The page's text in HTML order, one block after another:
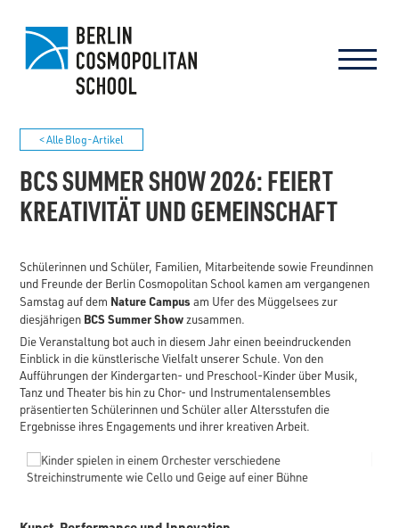
< Alle Blog-Artikel
BCS SUMMER SHOW 2026: FEIERT
KREATIVITÄT UND GEMEINSCHAFT
Schülerinnen und Schüler, Familien, Mitarbeitende sowie Freundinnen
und Freunde der Berlin Cosmopolitan School kamen am vergangenen
Samstag auf dem Nature Campus am Ufer des Müggelsees zur
diesjährigen BCS Summer Showzusammen.
Die Veranstaltung bot auch in diesem Jahr einen beeindruckenden
Einblick in die künstlerische Vielfalt unserer Schule. Von den
Aufführungen der Kindergarten- und Preschool-Kinder über Musik,
Tanz und Theater bis hin zu Chor- und Instrumentalensembles
präsentierten Schülerinnen und Schüler aller Altersstufen die
Ergebnisse ihres Engagements und ihrer kreativen Arbeit.